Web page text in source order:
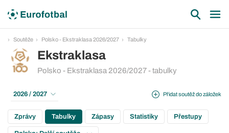
Soutěže Polsko - Ekstraklasa 2026/2027 Tabulky
Ekstraklasa
Polsko - Ekstraklasa 2026/2027 - tabulky
Přidat soutěž do záložek
2026 / 2027
Zprávy Tabulky Zápasy Statistiky Přestupy